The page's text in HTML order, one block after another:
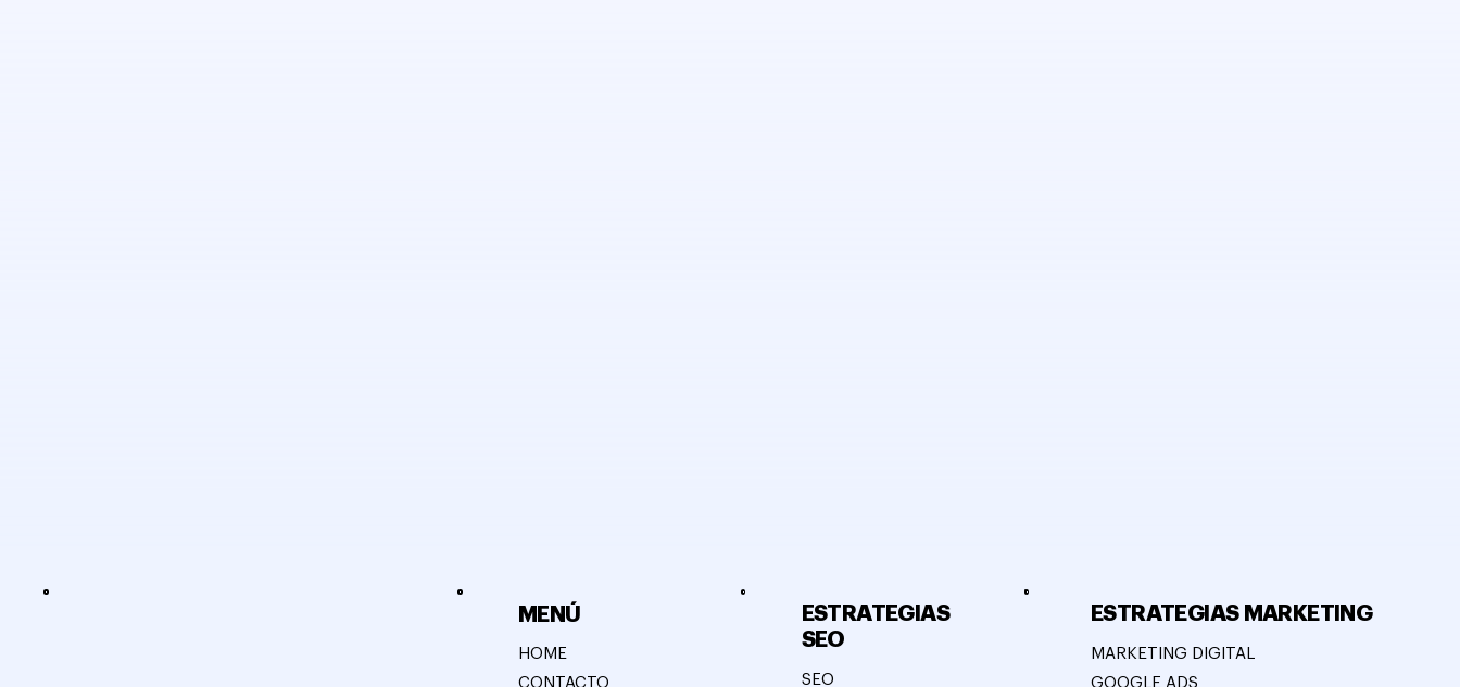
MENÚ
HOME
CONTACTO
ESTRATEGIAS
SEO
SEO
ESTRATEGIAS MARKETING
MARKETING DIGITAL
GOOGLE ADS